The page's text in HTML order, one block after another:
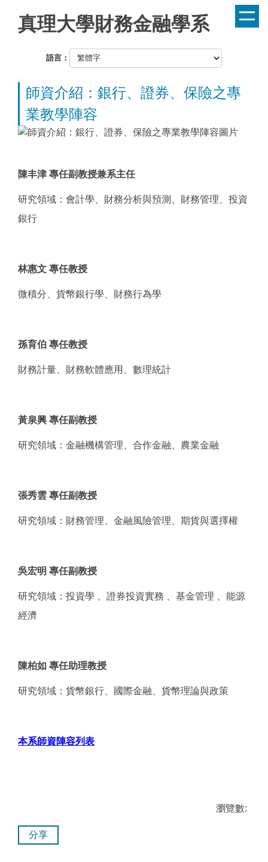
真理大學財務金融學系
語言：
師資介紹：銀行、證券、保險之專
業教學陣容
陳丰津 專任副教授兼系主任
研究領域：會計學、財務分析與預測、財務管理、投資
銀行
林惠文 專任教授
微積分、貨幣銀行學、財務行為學
孫育伯 專任教授
財務計量、財務軟體應用、數理統計
黃泉興 專任副教授
研究領域：金融機構管理、合作金融、農業金融
張秀雲 專任副教授
研究領域：財務管理、金融風險管理、期貨與選擇權
吳宏明 專任副教授
研究領域：投資學 、證券投資實務 、基金管理 、能源
經濟
陳柏如 專任助理教授
研究領域：貨幣銀行、國際金融、貨幣理論與政策
本系師資陣容列表
瀏覽數:
分享